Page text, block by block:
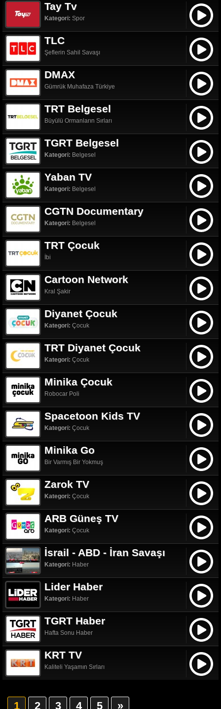
Tay Tv
Kategori: Spor
TLC
Şeflerin Sahil Savaşı
DMAX
Gümrük Muhafaza Türkiye
TRT Belgesel
Büyülü Ormanların Sırları
TGRT Belgesel
Kategori: Belgesel
Yaban TV
Kategori: Belgesel
CGTN Documentary
Kategori: Belgesel
TRT Çocuk
İbi
Cartoon Network
Kral Şakir
Diyanet Çocuk
Kategori: Çocuk
TRT Diyanet Çocuk
Kategori: Çocuk
Minika Çocuk
Robocar Poli
Spacetoon Kids TV
Kategori: Çocuk
Minika Go
Bir Varmış Bir Yokmuş
Zarok TV
Kategori: Çocuk
ARB Güneş TV
Kategori: Çocuk
İsrail - ABD - İran Savaşı
Kategori: Haber
Lider Haber
Kategori: Haber
TGRT Haber
Hafta Sonu Haber
KRT TV
Kaliteli Yaşamın Sırları
1 2 3 4 5 »